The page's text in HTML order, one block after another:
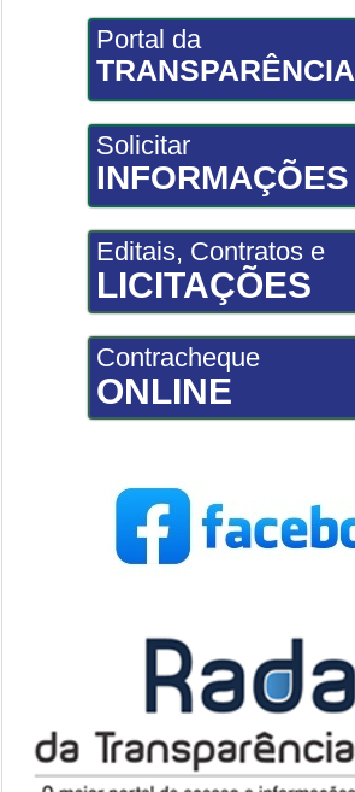
Portal da
TRANSPARÊNCIA
Solicitar
INFORMAÇÕES
Editais, Contratos e
LICITAÇÕES
Contracheque
ONLINE